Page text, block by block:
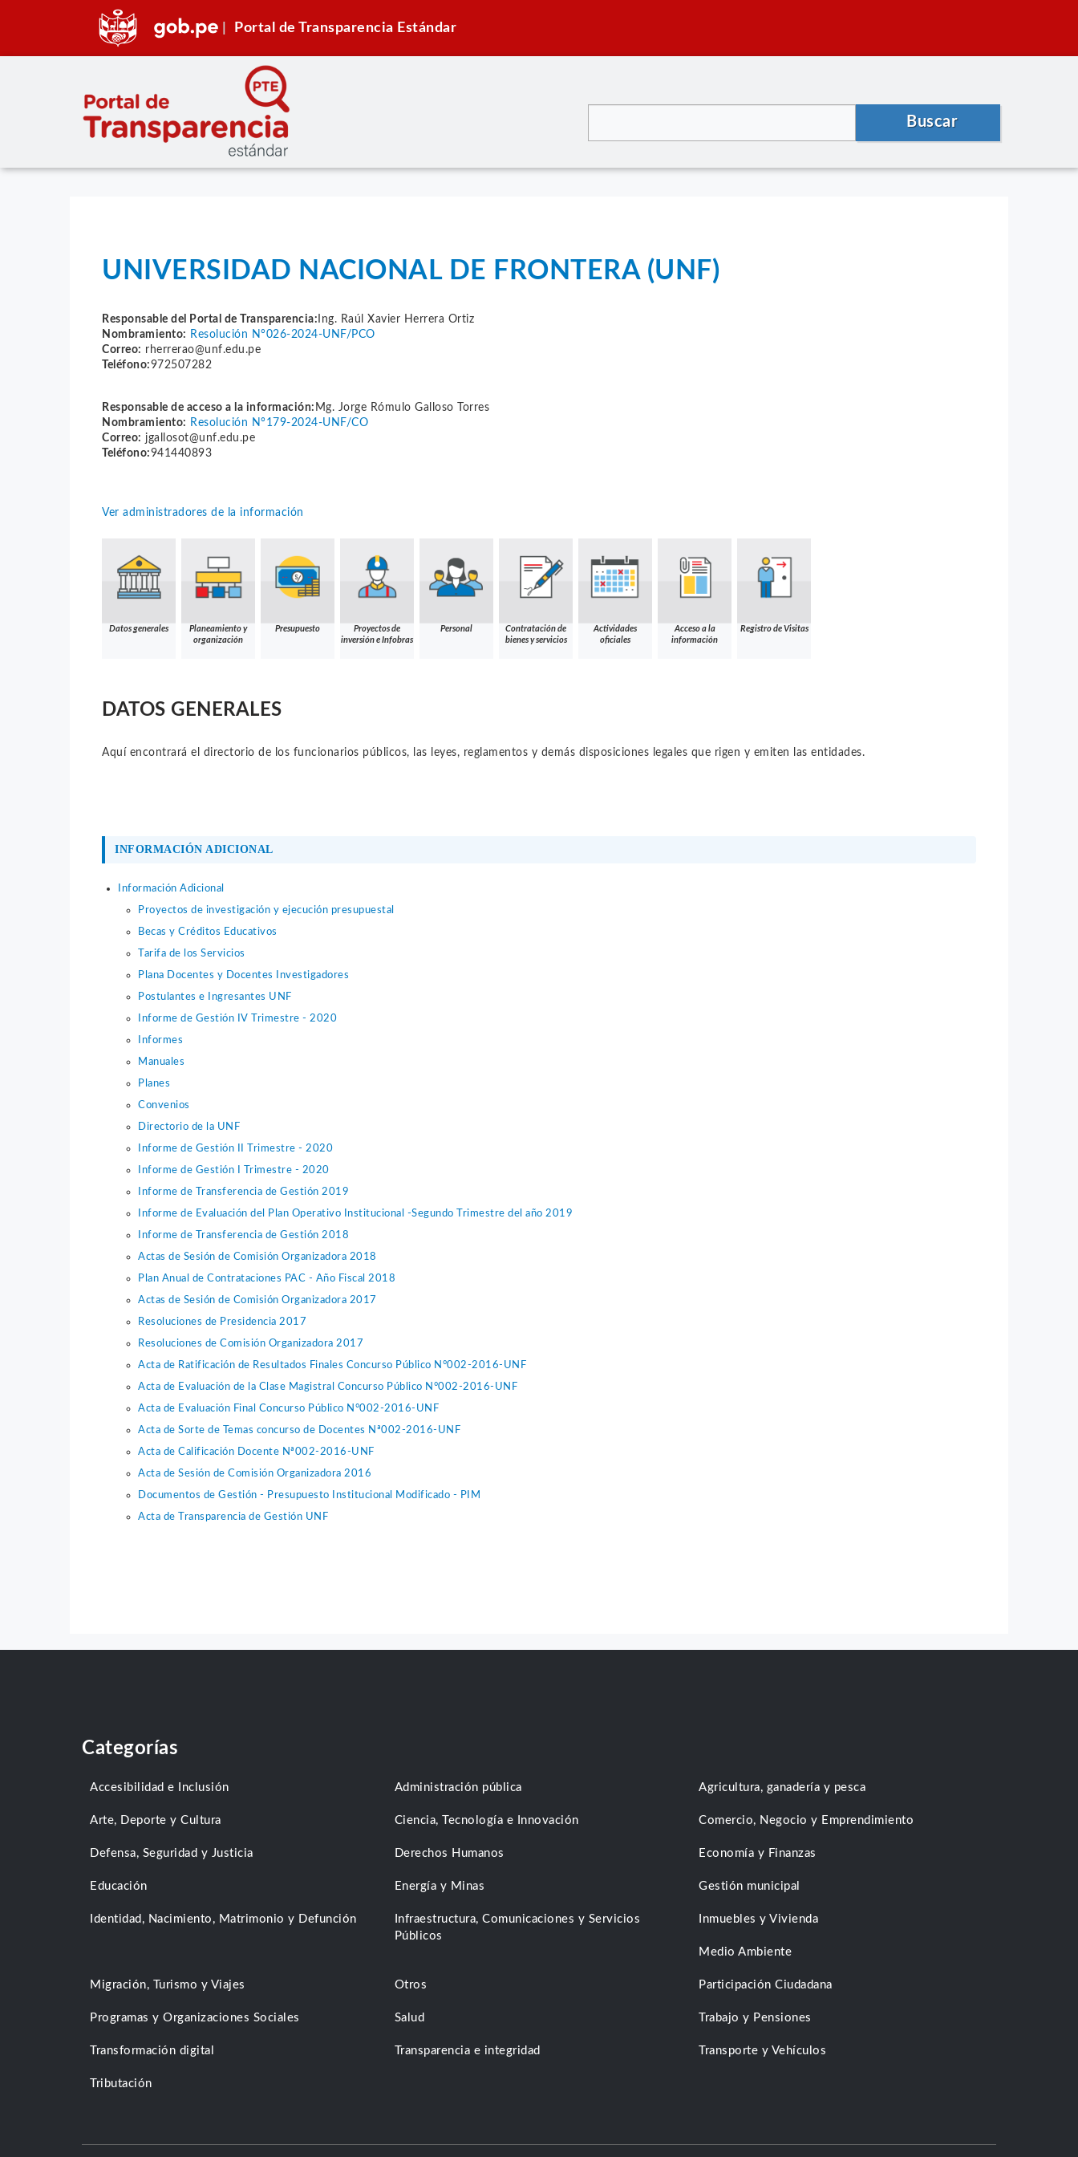
Portal de Transparencia Estándar
Buscar
UNIVERSIDAD NACIONAL DE FRONTERA (UNF)
Responsable del Portal de Transparencia: Ing. Raúl Xavier Herrera Ortiz
Nombramiento: Resolución N°026-2024-UNF/PCO
Correo: rherrerao@unf.edu.pe
Teléfono:972507282
Responsable de acceso a la información: Mg. Jorge Rómulo Galloso Torres
Nombramiento: Resolución N°179-2024-UNF/CO
Correo: jgallosot@unf.edu.pe
Teléfono:941440893
Ver administradores de la información
Datos generales
Planeamiento y
organización
Presupuesto
Proyectos de
inversión e Infobras
Personal
Contratación de
bienes y servicios
Actividades
oficiales
Acceso a la
información
Registro de Visitas
DATOS GENERALES
Aquí encontrará el directorio de los funcionarios públicos, las leyes, reglamentos y demás disposiciones legales que rigen y emiten las entidades.
INFORMACIÓN ADICIONAL
Información Adicional
Proyectos de investigación y ejecución presupuestal
Becas y Créditos Educativos
Tarifa de los Servicios
Plana Docentes y Docentes Investigadores
Postulantes e Ingresantes UNF
Informe de Gestión IV Trimestre - 2020
Informes
Manuales
Planes
Convenios
Directorio de la UNF
Informe de Gestión II Trimestre - 2020
Informe de Gestión I Trimestre - 2020
Informe de Transferencia de Gestión 2019
Informe de Evaluación del Plan Operativo Institucional -Segundo Trimestre del año 2019
Informe de Transferencia de Gestión 2018
Actas de Sesión de Comisión Organizadora 2018
Plan Anual de Contrataciones PAC - Año Fiscal 2018
Actas de Sesión de Comisión Organizadora 2017
Resoluciones de Presidencia 2017
Resoluciones de Comisión Organizadora 2017
Acta de Ratificación de Resultados Finales Concurso Público N°002-2016-UNF
Acta de Evaluación de la Clase Magistral Concurso Público N°002-2016-UNF
Acta de Evaluación Final Concurso Público N°002-2016-UNF
Acta de Sorte de Temas concurso de Docentes Nª002-2016-UNF
Acta de Calificación Docente Nª002-2016-UNF
Acta de Sesión de Comisión Organizadora 2016
Documentos de Gestión - Presupuesto Institucional Modificado - PIM
Acta de Transparencia de Gestión UNF
Categorías
Accesibilidad e Inclusión Administración pública Agricultura, ganadería y pesca
Arte, Deporte y Cultura Ciencia, Tecnología e Innovación Comercio, Negocio y Emprendimiento
Defensa, Seguridad y Justicia Derechos Humanos Economía y Finanzas
Educación Energía y Minas Gestión municipal
Identidad, Nacimiento, Matrimonio y Defunción
Infraestructura, Comunicaciones y Servicios
Públicos
Inmuebles y Vivienda
Medio Ambiente
Migración, Turismo y Viajes Otros Participación Ciudadana
Programas y Organizaciones Sociales Salud Trabajo y Pensiones
Transformación digital Transparencia e integridad Transporte y Vehículos
Tributación